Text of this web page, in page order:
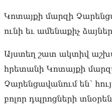
Կոտայքի մարզի
ունի եւ ամենաքիչ
Այստեղ շատ ակտիվ
հրետանի Կոտայքի
Չարենցավանում են՝
բոլոր դպրոցների